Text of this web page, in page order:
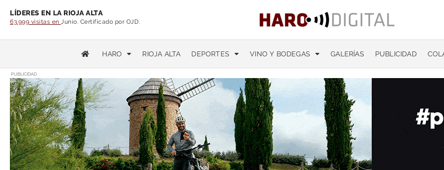
LÍDERES EN LA RIOJA ALTA
63.999 visitas en Junio. Certificado por OJD.
HARO RIOJA ALTA DEPORTES VINO Y BODEGAS GALERÍAS PUBLICIDAD
PUBLICIDAD